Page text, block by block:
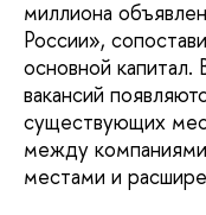
миллиона
России»,
основной капитал.
вакансий
существующих
между
местами и